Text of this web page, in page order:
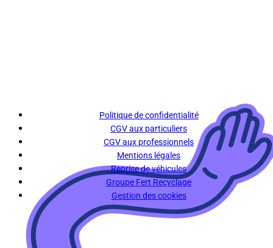
Politique de confidentialité
CGV aux particuliers
CGV aux professionnels
Mentions légales
Reprise de véhicules
Groupe Fert Recyclage
Gestion des cookies